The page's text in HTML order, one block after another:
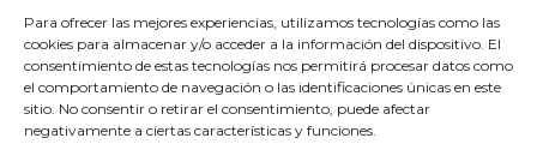
Para ofrecer las mejores experiencias, utilizamos tecnologías como las
cookies para almacenar y/o acceder a la información del dispositivo. El
consentimiento de estas tecnologías nos permitirá procesar datos como
el comportamiento de navegación o las identificaciones únicas en este
sitio. No consentir o retirar el consentimiento, puede afectar
negativamente a ciertas características y funciones.
El CACM respalda el acuerdo entre la
Junta y el Sindicato Médico Andaluz y
exige que se convierta en mejoras reales